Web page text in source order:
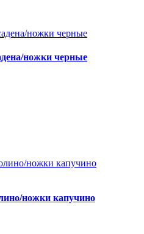
ножки черные
ножки капучино